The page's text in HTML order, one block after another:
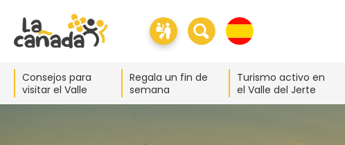
Consejos para
visitar el Valle
Regala un fin de
semana
Turismo activo en
el Valle del Jerte